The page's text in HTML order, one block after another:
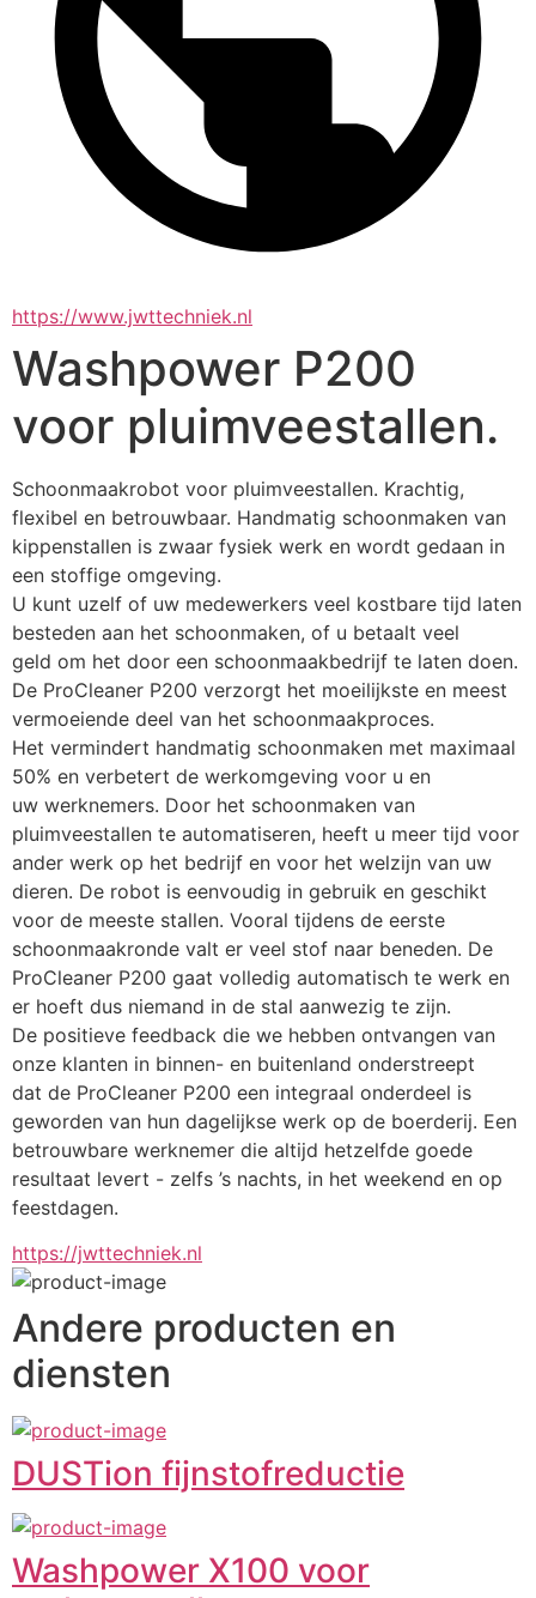
https://www.jwttechniek.nl
Washpower P200
voor pluimveestallen.
Schoonmaakrobot voor pluimveestallen. Krachtig,
flexibel en betrouwbaar. Handmatig schoonmaken van
kippenstallen is zwaar fysiek werk en wordt gedaan in
een stoffige omgeving.
U kunt uzelf of uw medewerkers veel kostbare tijd laten
besteden aan het schoonmaken, of u betaalt veel
geld om het door een schoonmaakbedrijf te laten doen.
De ProCleaner P200 verzorgt het moeilijkste en meest
vermoeiende deel van het schoonmaakproces.
Het vermindert handmatig schoonmaken met maximaal
50% en verbetert de werkomgeving voor u en
uw werknemers. Door het schoonmaken van
pluimveestallen te automatiseren, heeft u meer tijd voor
ander werk op het bedrijf en voor het welzijn van uw
dieren. De robot is eenvoudig in gebruik en geschikt
voor de meeste stallen. Vooral tijdens de eerste
schoonmaakronde valt er veel stof naar beneden. De
ProCleaner P200 gaat volledig automatisch te werk en
er hoeft dus niemand in de stal aanwezig te zijn.
De positieve feedback die we hebben ontvangen van
onze klanten in binnen- en buitenland onderstreept
dat de ProCleaner P200 een integraal onderdeel is
geworden van hun dagelijkse werk op de boerderij. Een
betrouwbare werknemer die altijd hetzelfde goede
resultaat levert - zelfs ’s nachts, in het weekend en op
feestdagen.
https://jwttechniek.nl
Andere producten en
diensten
DUSTion fijnstofreductie
Washpower X100 voor